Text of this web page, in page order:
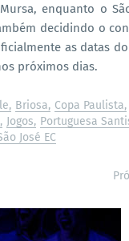
enquanto o
decidindo o
as datas
próximos dias.
Briosa Copa Paulista
Jogos Portuguesa
José EC